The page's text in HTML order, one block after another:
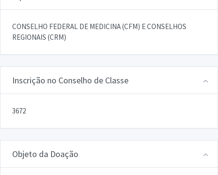
CONSELHO FEDERAL DE MEDICINA (CFM) E CONSELHOS
REGIONAIS (CRM)
Inscrição no Conselho de Classe
3672
Objeto da Doação